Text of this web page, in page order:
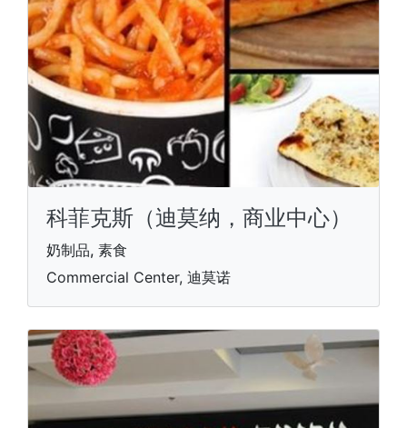
科菲克斯（迪莫纳，商业中心）
奶制品, 素食
Commercial Center, 迪莫诺